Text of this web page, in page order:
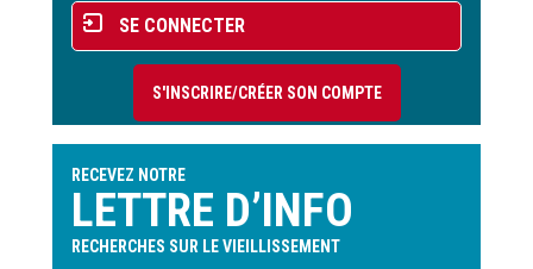
Menu
du
compte
l'utilisateur
SE CONNECTER
S'INSCRIRE/CRÉER SON COMPTE
RECEVEZ NOTRE
LETTRE D’INFO
RECHERCHES SUR LE VIEILLISSEMENT